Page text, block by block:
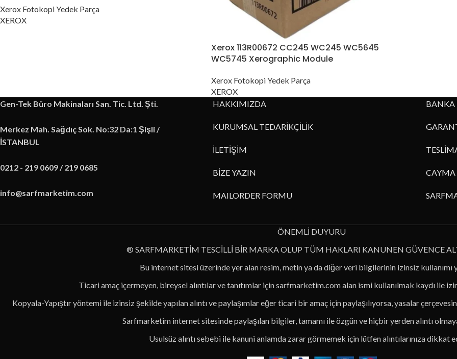
Xerox Fotokopi Yedek Parça
XEROX
Xerox 113R00672 CC245 WC245 WC5645
WC5745 Xerographic Module
Xerox Fotokopi Yedek Parça
XEROX
Gen-Tek Büro Makinaları San. Tic. Ltd. Şti.
Merkez Mah. Sağdıç Sok. No:32 Da:1 Şişli /
İSTANBUL
0212 - 219 0609 / 219 0685
info@sarfmarketim.com
HAKKIMIZDA
KURUMSAL TEDARİKÇİLİK
İLETİŞİM
BİZE YAZIN
MAILORDER FORMU
BANKA
ÖNEMLİ DUYURU
® SARFMARKETİM TESCİLLİ BİR MARKA OLUP TÜM HAKLARI KANUNEN GÜVENCE
Bu internet sitesi üzerinde yer alan resim, metin ya da diğer veri bilgilerinin izinsiz kullanımı
Ticari amaç içermeyen, bireysel alıntılar ve tanıtımlar için sarfmarketim.com alan ismi kullanılmak kaydı ile
Kopyala-Yapıştır yöntemi ile izinsiz şekilde yapılan alıntı ve paylaşımlar eğer ticari bir amaç için paylaşılıyorsa, yasalar
Sarfmarketim internet sitesinde paylaşılan bilgiler, tamamı ile özgün ve hiçbir yerden alıntı
Usulsüz alıntı sebebi ile kanuni anlamda zarar görmemek için lütfen alıntılarınıza dikkat